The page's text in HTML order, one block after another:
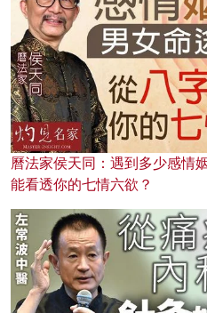
曆法家侯天同：遇到多少感情
能看透你的七情六欲？